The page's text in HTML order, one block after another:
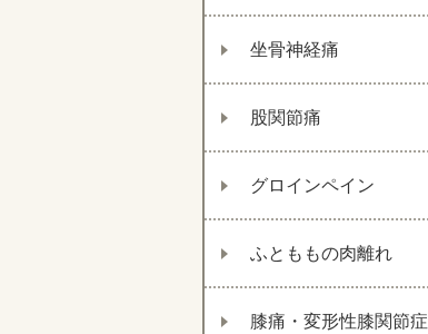
坐骨神経痛
股関節痛
グロインペイン
ふとももの肉離れ
膝痛・変形性膝関節症